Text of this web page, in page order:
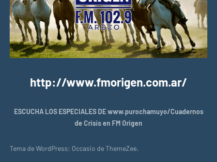
http://www.fmorigen.com.ar/
ESCUCHA LOS ESPECIALES DE www.purochamuyo/Cuadernos
de Crisis en FM Origen
Tema de WordPress: Occasio de ThemeZee.